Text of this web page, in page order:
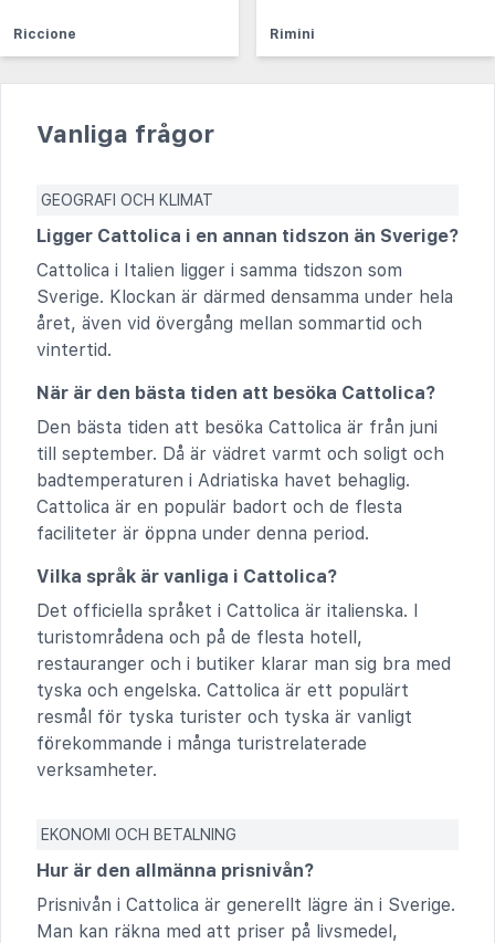
Riccione Rimini
Vanliga frågor
GEOGRAFI OCH KLIMAT
Ligger Cattolica i en annan tidszon än Sverige?
Cattolica i Italien ligger i samma tidszon som
Sverige. Klockan är därmed densamma under hela
året, även vid övergång mellan sommartid och
vintertid.
När är den bästa tiden att besöka Cattolica?
Den bästa tiden att besöka Cattolica är från juni
till september. Då är vädret varmt och soligt och
badtemperaturen i Adriatiska havet behaglig.
Cattolica är en populär badort och de flesta
faciliteter är öppna under denna period.
Vilka språk är vanliga i Cattolica?
Det officiella språket i Cattolica är italienska. I
turistområdena och på de flesta hotell,
restauranger och i butiker klarar man sig bra med
tyska och engelska. Cattolica är ett populärt
resmål för tyska turister och tyska är vanligt
förekommande i många turistrelaterade
verksamheter.
EKONOMI OCH BETALNING
Hur är den allmänna prisnivån?
Prisnivån i Cattolica är generellt lägre än i Sverige.
Man kan räkna med att priser på livsmedel,